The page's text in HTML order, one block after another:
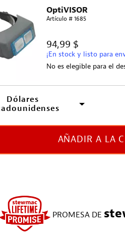
OptiVISOR
Artículo # 1685
94,99 $
¡En stock y listo para
No es elegible para el
Dólares
AÑADIR A LA
PROMESA DE